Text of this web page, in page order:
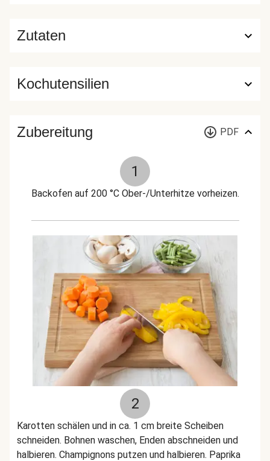
Zutaten
Kochutensilien
Zubereitung PDF
1
Backofen auf 200 °C Ober-/Unterhitze vorheizen.
2
Karotten schälen und in ca. 1 cm breite Scheiben
schneiden. Bohnen waschen, Enden abschneiden und
halbieren. Champignons putzen und halbieren. Paprika